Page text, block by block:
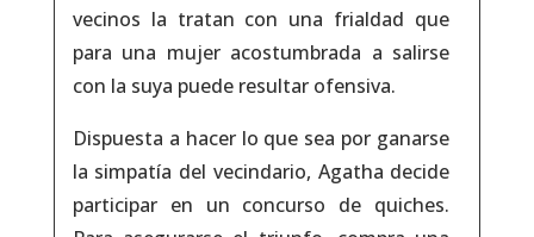
vecinos la tratan con una frialdad que
para una mujer acostumbrada a salirse
con la suya puede resultar ofensiva.
Dispuesta a hacer lo que sea por ganarse
la simpatía del vecindario, Agatha decide
participar en un concurso de quiches.